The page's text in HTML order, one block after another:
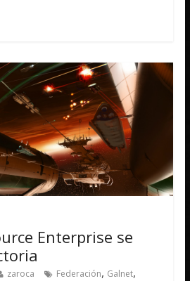
Enterprise se
zaroca Federación, Galnet,